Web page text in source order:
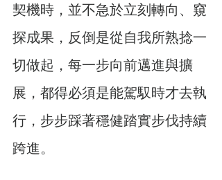
契機時，並不急於立刻轉向、窺
探成果，反倒是從自我所熟捻一
切做起，每一步向前邁進與擴
展，都得必須是能駕馭時才去執
行，步步踩著穩健踏實步伐持續
跨進。